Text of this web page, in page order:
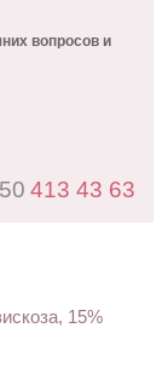
вопросов и
413 43 63
15%